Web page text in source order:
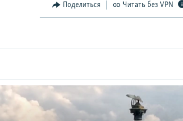
Поделиться Читать без VPN